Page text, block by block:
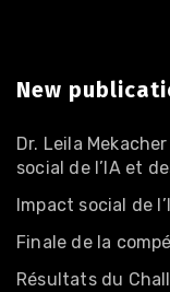
New
Dr. Leila
social de l’IA et
Impact social de
Finale de la
Résultats du